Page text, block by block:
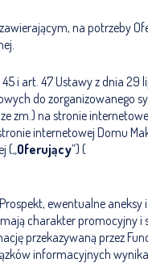
na potrzeby
i art. 47 Ustawy z dnia 29
do zorganizowanego
zm.) na stronie
internetowej Domu
(„Oferujący”) (
ewentualne
charakter promocyjny i
przekazywaną przez
informacyjnych